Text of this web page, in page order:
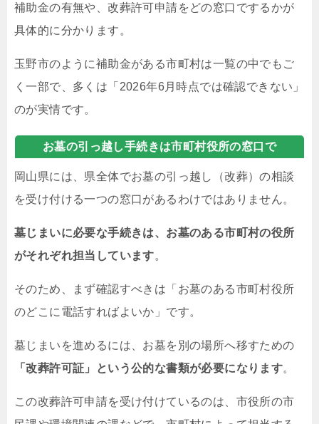
補助金の有無や、改葬許可申請をどの窓口でするかが
具体的に分かります。
玉野市のように補助金がある市町村は一覧の中でもご
く一部で、多くは「2026年6月時点では確認できない」
のが実情です。
お墓の引っ越し手続きは市町村役所の窓口で
岡山県には、県全体でお墓の引っ越し（改葬）の相談
を受け付ける一つの窓口があるわけではありません。
墓じまいに必要な手続きは、お墓のある市町村の役所
がそれぞれ担当しています。
そのため、まず確認すべきは「お墓のある市町村役所
のどこに電話すればよいか」です。
墓じまいを進めるには、お墓を別の場所へ移すための
「改葬許可証」という公的な書類が必要になります。
この改葬許可申請を受け付けているのは、市役所の市